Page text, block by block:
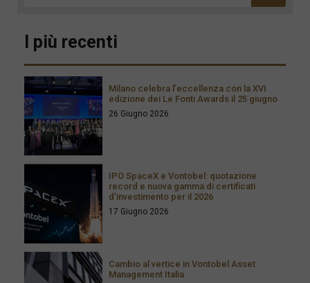
I più recenti
Milano celebra l’eccellenza con la XVI
edizione dei Le Fonti Awards il 25 giugno
26 Giugno 2026
IPO SpaceX e Vontobel: quotazione
record e nuova gamma di certificati
d’investimento per il 2026
17 Giugno 2026
Cambio al vertice in Vontobel Asset
Management Italia